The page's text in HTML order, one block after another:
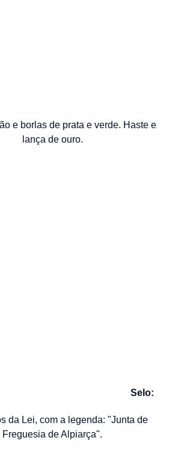
e borlas de prata e verde. Haste e
lança de ouro.
da Lei, com a legenda: "Junta de
Freguesia de Alpiarça".